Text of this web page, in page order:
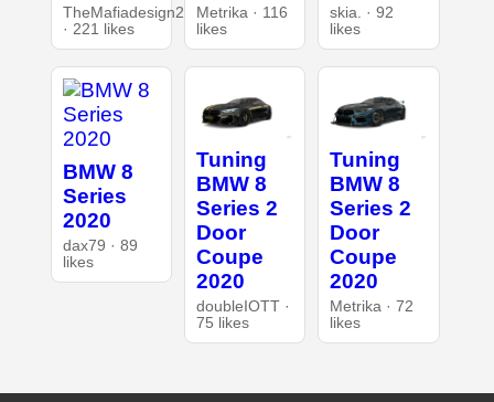
TheMafiadesign2
· 221 likes
Metrika · 116
likes
skia. · 92
likes
BMW 8
Series
2020
dax79 · 89
likes
Tuning
BMW 8
Series 2
Door
Coupe
2020
doubleIOTT ·
75 likes
Tuning
BMW 8
Series 2
Door
Coupe
2020
Metrika · 72
likes